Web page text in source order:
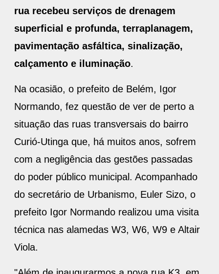
rua recebeu serviços de drenagem
superficial e profunda, terraplanagem,
pavimentação asfáltica, sinalização,
calçamento e iluminação.
Na ocasião, o prefeito de Belém, Igor
Normando, fez questão de ver de perto a
situação das ruas transversais do bairro
Curió-Utinga que, há muitos anos, sofrem
com a negligência das gestões passadas
do poder público municipal. Acompanhado
do secretário de Urbanismo, Euler Sizo, o
prefeito Igor Normando realizou uma visita
técnica nas alamedas W3, W6, W9 e Altair
Viola.